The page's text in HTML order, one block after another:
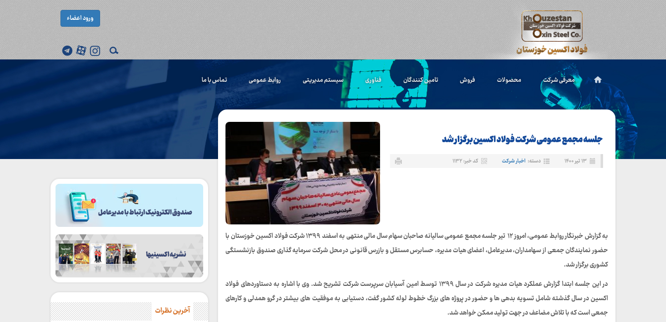
ورود اعضاء
معرفی شرکت محصولات فروش تامین کنندگان فناوری سیستم مدیریتی روابط عمومی تماس با ما
جلسه مجمع عمومی شرکت فولاد اکسین برگزار شد
۱۳ تیر ۱۴۰۰ دسته: اخبار شرکت کد خبر: ۱۱۳۲
به گزارش خبرنگار روابط عمومی، امروز ۱۲ تیر جلسه مجمع عمومی سالیانه صاحبان سهام سال مالی منتهی به اسفند ۱۳۹۹ شرکت فولاد اکسین خوزستان با
حضور نمایندگان جمعی از سهامداران، مدیرعامل، اعضای هیات مدیره، حسابرس مستقل و بازرس قانونی در محل شرکت سرمایه گذاری صندوق بازنشستگی
کشوری برگزار شد.
در این جلسه ابتدا گزارش عملکرد هیات مدیره شرکت در سال ۱۳۹۹ توسط امین آسیابان سرپرست شرکت تشریح شد. وی با اشاره به دستاوردهای فولاد
اکسین در سال گذشته شامل تسویه بدهی ها و حضور در پروژه های بزرگ خطوط لوله کشور گفت، دستیابی به موفقیت های بیشتر در گرو همدلی و کارهای
جمعی است که با تلاش مضاعف در جهت تولید ممکن خواهد شد.
آخرین نظرات